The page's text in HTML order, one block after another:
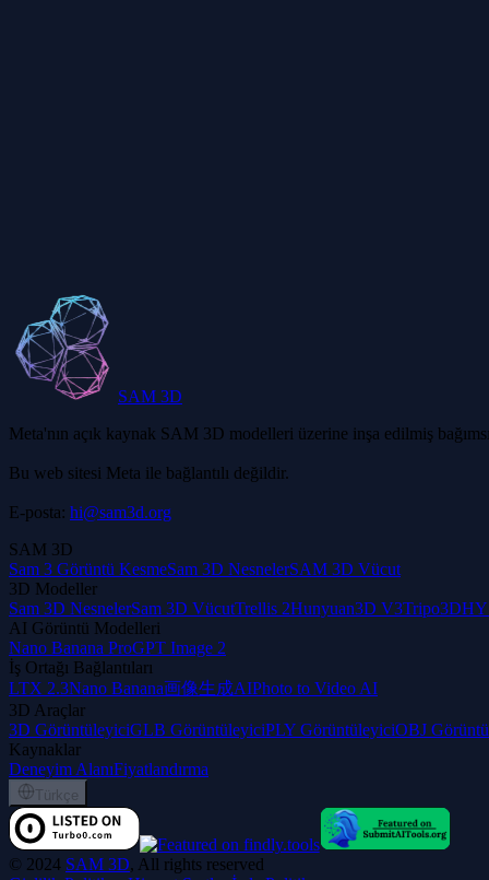
SAM 3D
Meta'nın açık kaynak SAM 3D modelleri üzerine inşa edilmiş
Bu web sitesi Meta ile bağlantılı değildir.
E-posta: hi@sam3d.org
SAM 3D
Sam 3 Görüntü KesmeSam 3D NesnelerSAM 3D Vücut
3D Modeller
Sam 3D NesnelerSam 3D VücutTrellis 2Hunyuan3D V3Tripo3DHY
AI Görüntü Modelleri
Nano Banana ProGPT Image 2
İş Ortağı Bağlantıları
LTX 2.3Nano Banana画像生成AIPhoto to Video AI
3D Araçlar
3D GörüntüleyiciGLB GörüntüleyiciPLY GörüntüleyiciOBJ
Kaynaklar
Deneyim AlanıFiyatlandırma
Türkçe
© 2024 SAM 3D, All rights reserved